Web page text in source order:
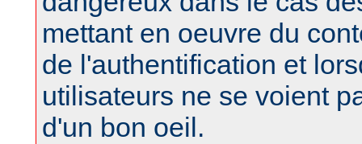
mettant en oeuvre du
de l'authentification et
utilisateurs ne se voient
d'un bon oeil.